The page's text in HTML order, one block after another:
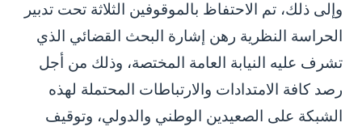
وإلى ذلك، تم الاحتفاظ بالموقوفين الثلاثة تحت تدبير
الحراسة النظرية رهن إشارة البحث القضائي الذي
تشرف عليه النيابة العامة المختصة، وذلك من أجل
رصد كافة الامتدادات والارتباطات المحتملة لهذه
الشبكة على الصعيدين الوطني والدولي، وتوقيف